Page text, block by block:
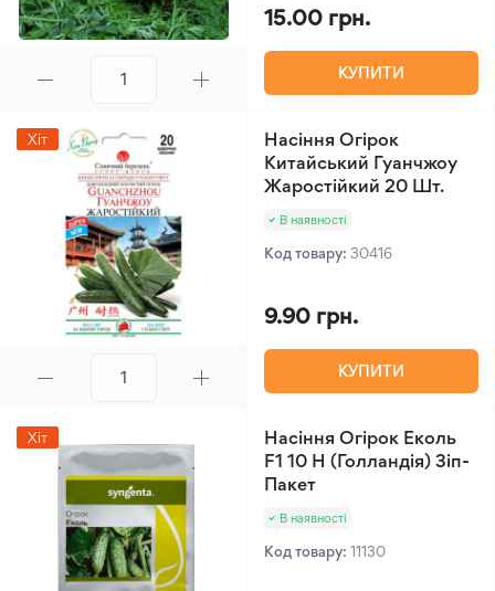
15.00 грн.
КУПИТИ
Хіт
Насіння Огірок
Китайський Гуанчжоу
Жаростійкий 20 Шт.
В наявності
Код товару: 30416
9.90 грн.
КУПИТИ
Хіт
Насіння Огірок Еколь
F1 10 Н (Голландія) Зіп-
Пакет
В наявності
Код товару: 11130